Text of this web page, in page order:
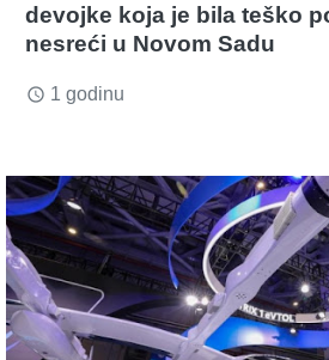
devojke koja je bila teško
nesreći u Novom Sadu
access_time 1 godinu